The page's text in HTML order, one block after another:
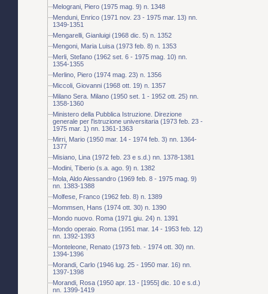
Melograni, Piero (1975 mag. 9) n. 1348
Menduni, Enrico (1971 nov. 23 - 1975 mar. 13) nn.
1349-1351
Mengarelli, Gianluigi (1968 dic. 5) n. 1352
Mengoni, Maria Luisa (1973 feb. 8) n. 1353
Merli, Stefano (1962 set. 6 - 1975 mag. 10) nn.
1354-1355
Merlino, Piero (1974 mag. 23) n. 1356
Miccoli, Giovanni (1968 ott. 19) n. 1357
Milano Sera. Milano (1950 set. 1 - 1952 ott. 25) nn.
1358-1360
Ministero della Pubblica Istruzione. Direzione
generale per l'istruzione universitaria (1973 feb. 23 -
1975 mar. 1) nn. 1361-1363
Mirri, Mario (1950 mar. 14 - 1974 feb. 3) nn. 1364-
1377
Misiano, Lina (1972 feb. 23 e s.d.) nn. 1378-1381
Modini, Tiberio (s.a. ago. 9) n. 1382
Mola, Aldo Alessandro (1969 feb. 8 - 1975 mag. 9)
nn. 1383-1388
Molfese, Franco (1962 feb. 8) n. 1389
Mommsen, Hans (1974 ott. 30) n. 1390
Mondo nuovo. Roma (1971 giu. 24) n. 1391
Mondo operaio. Roma (1951 mar. 14 - 1953 feb. 12)
nn. 1392-1393
Monteleone, Renato (1973 feb. - 1974 ott. 30) nn.
1394-1396
Morandi, Carlo (1946 lug. 25 - 1950 mar. 16) nn.
1397-1398
Morandi, Rosa (1950 apr. 13 - [1955] dic. 10 e s.d.)
nn. 1399-1419